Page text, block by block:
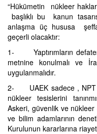
“Hükümetin nükleer
başlıklı bu kanun
anlaşma üç hususa
geçerli olacaktır:
1- Yaptırımların
metnine konulmalı ve
uygulanmalıdır.
2- UAEK sadece , NPT
nükleer tesislerini
Askeri, güvenlik ve
ve bilim adamlarının
Kurulunun kararlarına